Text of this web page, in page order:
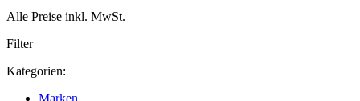
Alle Preise inkl. MwSt.
Filter
Kategorien:
Marken